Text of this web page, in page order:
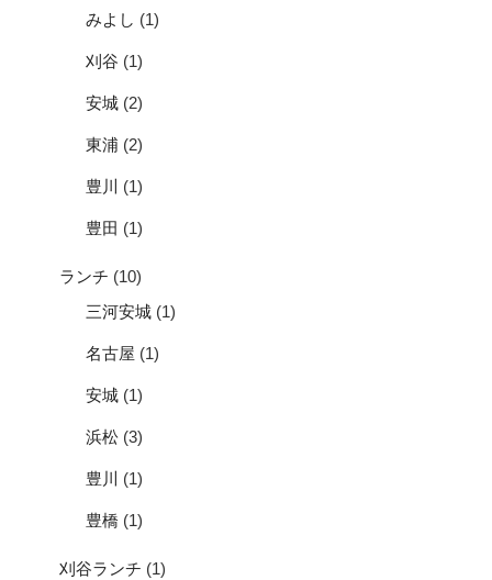
みよし (1)
刈谷 (1)
安城 (2)
東浦 (2)
豊川 (1)
豊田 (1)
ランチ (10)
三河安城 (1)
名古屋 (1)
安城 (1)
浜松 (3)
豊川 (1)
豊橋 (1)
刈谷ランチ (1)